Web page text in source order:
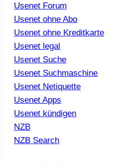
Usenet Forum
Usenet ohne Abo
Usenet ohne Kreditkarte
Usenet legal
Usenet Suche
Usenet Suchmaschine
Usenet Netiquette
Usenet Apps
Usenet kündigen
NZB
NZB Search